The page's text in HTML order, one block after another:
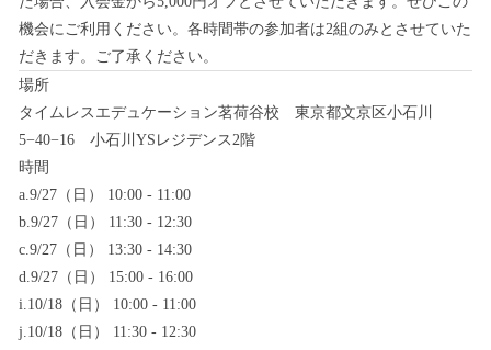
機会にご利用ください。各時間帯の参加者は2組のみとさせていた
だきます。ご了承ください。
場所
タイムレスエデュケーション茗荷谷校 東京都文京区小石川
5−40−16 小石川YSレジデンス2階
時間
a.9/27（日） 10:00 - 11:00
b.9/27（日） 11:30 - 12:30
c.9/27（日） 13:30 - 14:30
d.9/27（日） 15:00 - 16:00
i.10/18（日） 10:00 - 11:00
j.10/18（日） 11:30 - 12:30